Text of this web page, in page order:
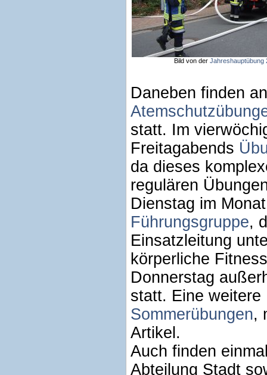
Bild von der Jahreshauptübung
Daneben finden
statt. Im
Freitagabends
da dieses
regulären
Dienstag im
Führungsgruppe,
Einsatzleitung
körperliche
Donnerstag
statt. Eine weitere
Sommerübungen,
Artikel.
Auch finden
Abteilung Stadt